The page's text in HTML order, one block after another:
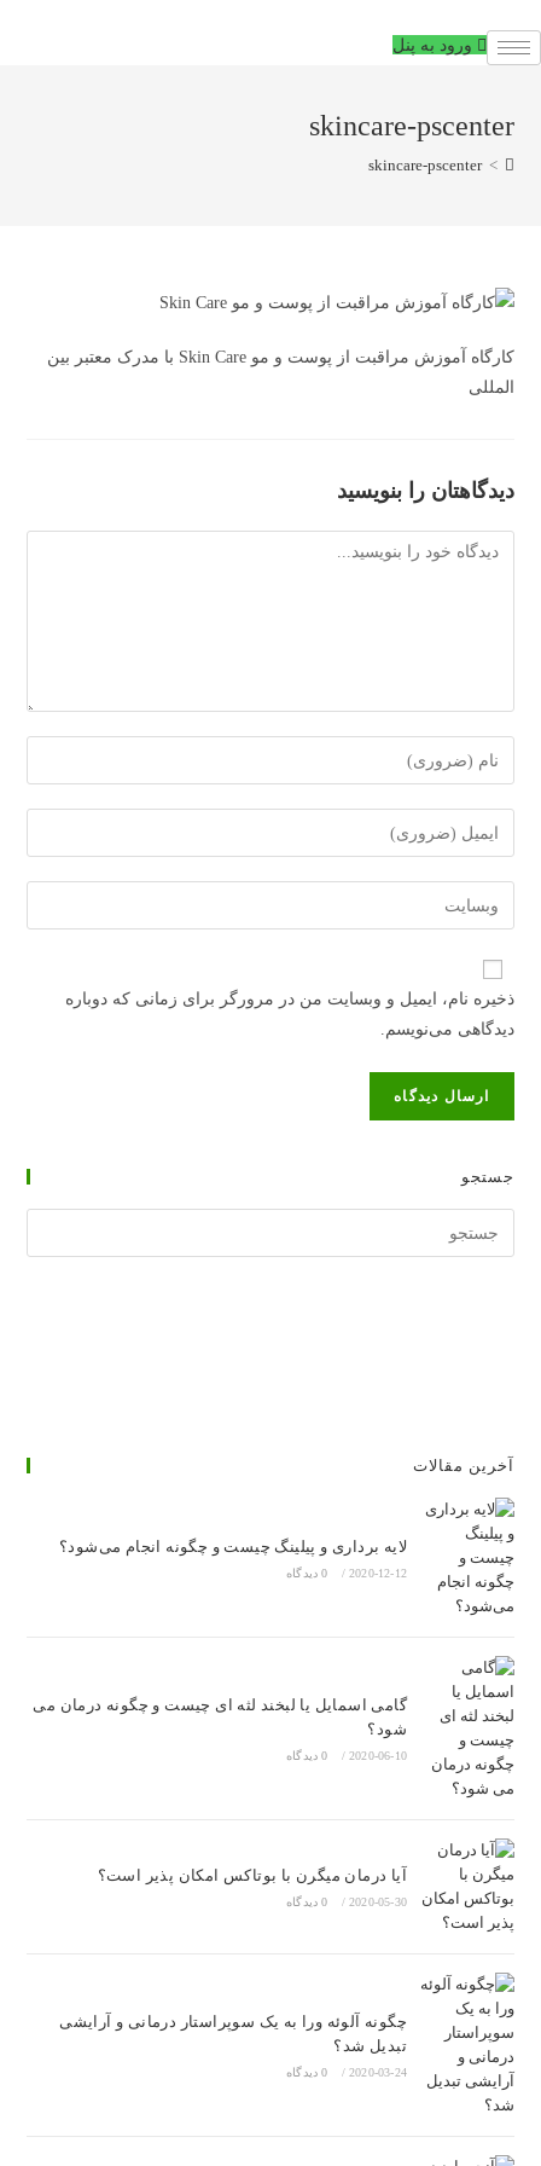
به
ورود به پنل
skincare-pscenter
>
skincare-pscenter
کارگاه آموزش مراقبت از پوست و مو Skin Care با مدرک معتبر بین
المللی
دیدگاهتان را بنویسید
دیدگاه
برای
ارسال
دیدگاه
نام
نام‌کاربری
خود
را
وارد
کنید
برای
ارسال
دیدگاه
آدرس
خود
را
وارد
وبسایت
خود
وارد
(اختیاری)
ذخیره نام، ایمیل و وبسایت من در مرورگر برای زمانی که دوباره
دیدگاهی می‌نویسم.
جستجو
وبسایت
آخرین مقالات
لایه برداری و پیلینگ چیست و چگونه انجام می‌شود؟
2020-12-12
/ 0 دیدگاه
گامی اسمایل یا لبخند لثه ای چیست و چگونه درمان می
شود؟
2020-06-10
/ 0 دیدگاه
آیا درمان میگرن با بوتاکس امکان پذیر است؟
2020-05-30
/ 0 دیدگاه
چگونه آلوئه ورا به یک سوپراستار درمانی و آرایشی
تبدیل شد؟
2020-03-24
/ 0 دیدگاه